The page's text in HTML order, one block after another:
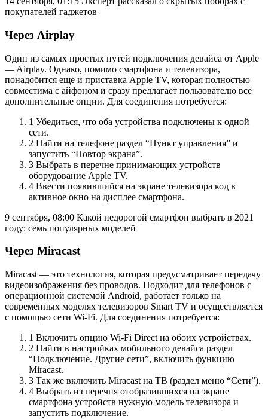
покупателей гаджетов
Через Airplay
Один из самых простых путей подключения девайса от Apple
— Airplay. Однако, помимо смартфона и телевизора,
понадобится еще и приставка Apple TV, которая полностью
совместима с айфоном и сразу предлагает пользователю все
дополнительные опции. Для соединения потребуется:
1 Убедиться, что оба устройства подключены к одной
сети.
2 Найти на телефоне раздел “Пункт управления” и
запустить “Повтор экрана”.
3 Выбрать в перечне принимающих устройств
оборудование Apple TV.
4 Ввести появившийся на экране телевизора код в
активное окно на дисплее смартфона.
9 сентября, 08:00 Какой недорогой смартфон выбрать в 2021
году: семь популярных моделей
Через Miracast
Miracast — это технология, которая предусматривает передачу
видеоизображения без проводов. Подходит для телефонов с
операционной системой Android, работает только на
современных моделях телевизоров Smart TV и осуществляется
с помощью сети Wi-Fi. Для соединения потребуется:
1 Включить опцию Wi-Fi Direct на обоих устройствах.
2 Найти в настройках мобильного девайса раздел
“Подключение. Другие сети”, включить функцию
Miracast.
3 Так же включить Miracast на ТВ (раздел меню “Сети”).
4 Выбрать из перечня отобразившихся на экране
смартфона устройств нужную модель телевизора и
запустить подключение.